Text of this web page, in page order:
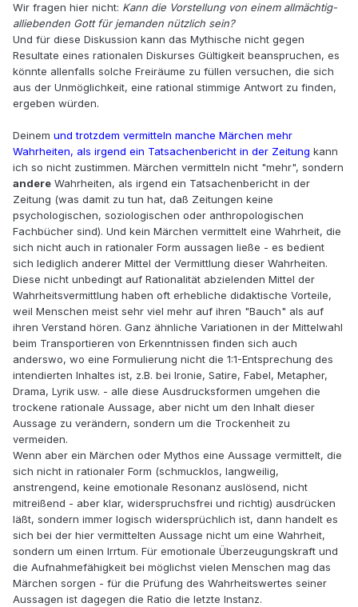
Wir fragen hier nicht: Kann die Vorstellung von einem allmächtig-
alliebenden Gott für jemanden nützlich sein?
Und für diese Diskussion kann das Mythische nicht gegen
Resultate eines rationalen Diskurses Gültigkeit beanspruchen, es
könnte allenfalls solche Freiräume zu füllen versuchen, die sich
aus der Unmöglichkeit, eine rational stimmige Antwort zu finden,
ergeben würden.
Deinem und trotzdem vermitteln manche Märchen mehr
Wahrheiten, als irgend ein Tatsachenbericht in der Zeitung kann
ich so nicht zustimmen. Märchen vermitteln nicht "mehr", sondern
andere Wahrheiten, als irgend ein Tatsachenbericht in der
Zeitung (was damit zu tun hat, daß Zeitungen keine
psychologischen, soziologischen oder anthropologischen
Fachbücher sind). Und kein Märchen vermittelt eine Wahrheit, die
sich nicht auch in rationaler Form aussagen ließe - es bedient
sich lediglich anderer Mittel der Vermittlung dieser Wahrheiten.
Diese nicht unbedingt auf Rationalität abzielenden Mittel der
Wahrheitsvermittlung haben oft erhebliche didaktische Vorteile,
weil Menschen meist sehr viel mehr auf ihren "Bauch" als auf
ihren Verstand hören. Ganz ähnliche Variationen in der Mittelwahl
beim Transportieren von Erkenntnissen finden sich auch
anderswo, wo eine Formulierung nicht die 1:1-Entsprechung des
intendierten Inhaltes ist, z.B. bei Ironie, Satire, Fabel, Metapher,
Drama, Lyrik usw. - alle diese Ausdrucksformen umgehen die
trockene rationale Aussage, aber nicht um den Inhalt dieser
Aussage zu verändern, sondern um die Trockenheit zu
vermeiden.
Wenn aber ein Märchen oder Mythos eine Aussage vermittelt, die
sich nicht in rationaler Form (schmucklos, langweilig,
anstrengend, keine emotionale Resonanz auslösend, nicht
mitreißend - aber klar, widerspruchsfrei und richtig) ausdrücken
läßt, sondern immer logisch widersprüchlich ist, dann handelt es
sich bei der hier vermittelten Aussage nicht um eine Wahrheit,
sondern um einen Irrtum. Für emotionale Überzeugungskraft und
die Aufnahmefähigkeit bei möglichst vielen Menschen mag das
Märchen sorgen - für die Prüfung des Wahrheitswertes seiner
Aussagen ist dagegen die Ratio die letzte Instanz.